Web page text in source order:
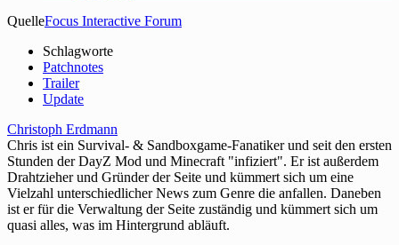
QuelleFocus Interactive Forum
Schlagworte
Patchnotes
Trailer
Update
Christoph Erdmann
Chris ist ein Survival- & Sandboxgame-Fanatiker und seit den ersten
Stunden der DayZ Mod und Minecraft "infiziert". Er ist außerdem
Drahtzieher und Gründer der Seite und kümmert sich um eine
Vielzahl unterschiedlicher News zum Genre die anfallen. Daneben
ist er für die Verwaltung der Seite zuständig und kümmert sich um
quasi alles, was im Hintergrund abläuft.